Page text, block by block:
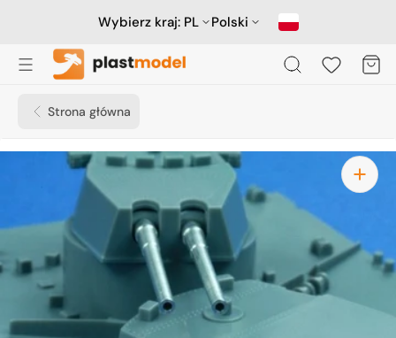
Wybierz kraj: PL Polski
Koszyk
Strona główna
Otwórz
media
1